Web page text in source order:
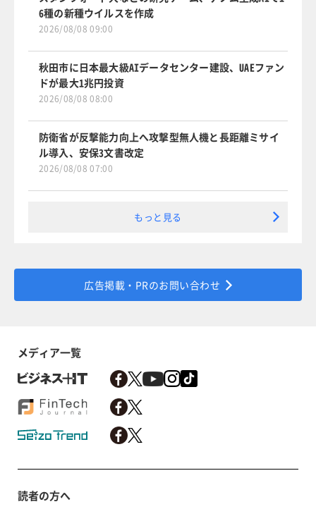
6種の新種ウイルスを作成
2026/08/08 09:00
秋田市に日本最大級AIデータセンター建設、UAEファン
ドが最大1兆円投資
2026/08/08 08:00
防衛省が反撃能力向上へ攻撃型無人機と長距離ミサイ
ル導入、安保3文書改定
2026/08/08 07:00
もっと見る
広告掲載・PRのお問い合わせ
メディア一覧
読者の方へ